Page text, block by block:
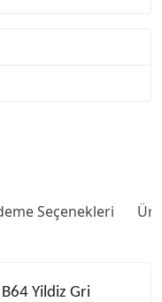
Seçenekleri
Yildiz Gri